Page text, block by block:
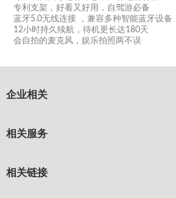
专利支架，好看又好用，自驾游必备
蓝牙5.0无线连接 ，兼容多种智能蓝牙设备
12小时持久续航，待机更长达180天
会自拍的麦克风，娱乐拍照两不误
企业相关
相关服务
相关链接